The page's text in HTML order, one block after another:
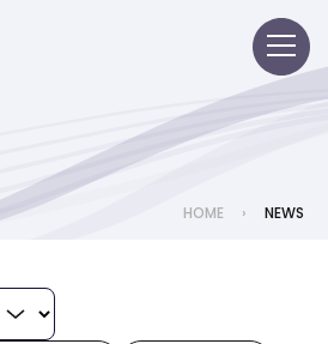
HOME › NEWS